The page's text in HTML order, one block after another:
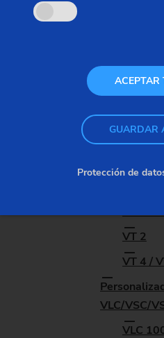
VL 4
VL 6
VL 8
VT 200
VT 2
VT 4 /
VLC/VSC/
VLC
ACEPTAR
GUARDAR
Protección de